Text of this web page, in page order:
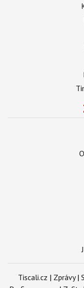
Tiscali.cz | Zprávy|